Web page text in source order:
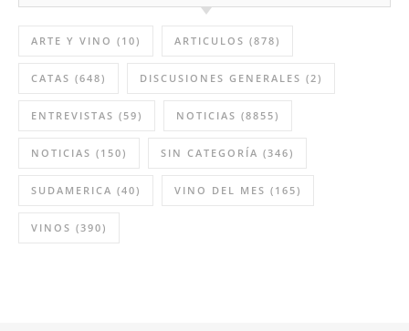
ARTE Y VINO (10) ARTICULOS (878)
CATAS (648) DISCUSIONES GENERALES (2)
ENTREVISTAS (59) NOTICIAS (8855)
NOTICIAS (150) SIN CATEGORÍA (346)
SUDAMERICA (40) VINO DEL MES (165)
VINOS (390)